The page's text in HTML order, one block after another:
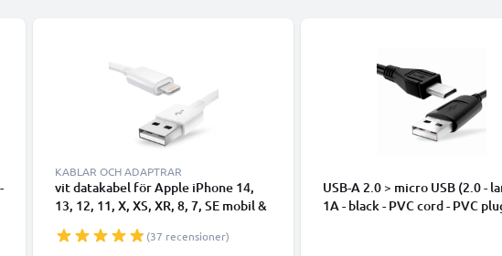
KABLAR OCH ADAPTRAR
vit datakabel för Apple iPhone 14,
13, 12, 11, X, XS, XR, 8, 7, SE mobil &
överföring - USB-sladd(37 recensioner)
USB-A 2.0 > micro USB (2.0 -
1A - black - PVC cord - PVC